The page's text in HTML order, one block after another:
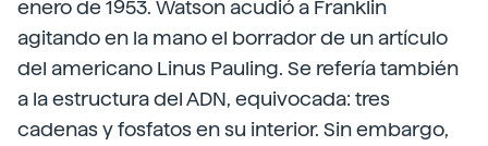
enero de 1953. Watson acudió a Franklin
agitando en la mano el borrador de un artículo
del americano Linus Pauling. Se refería también
a la estructura del ADN, equivocada: tres
cadenas y fosfatos en su interior. Sin embargo,